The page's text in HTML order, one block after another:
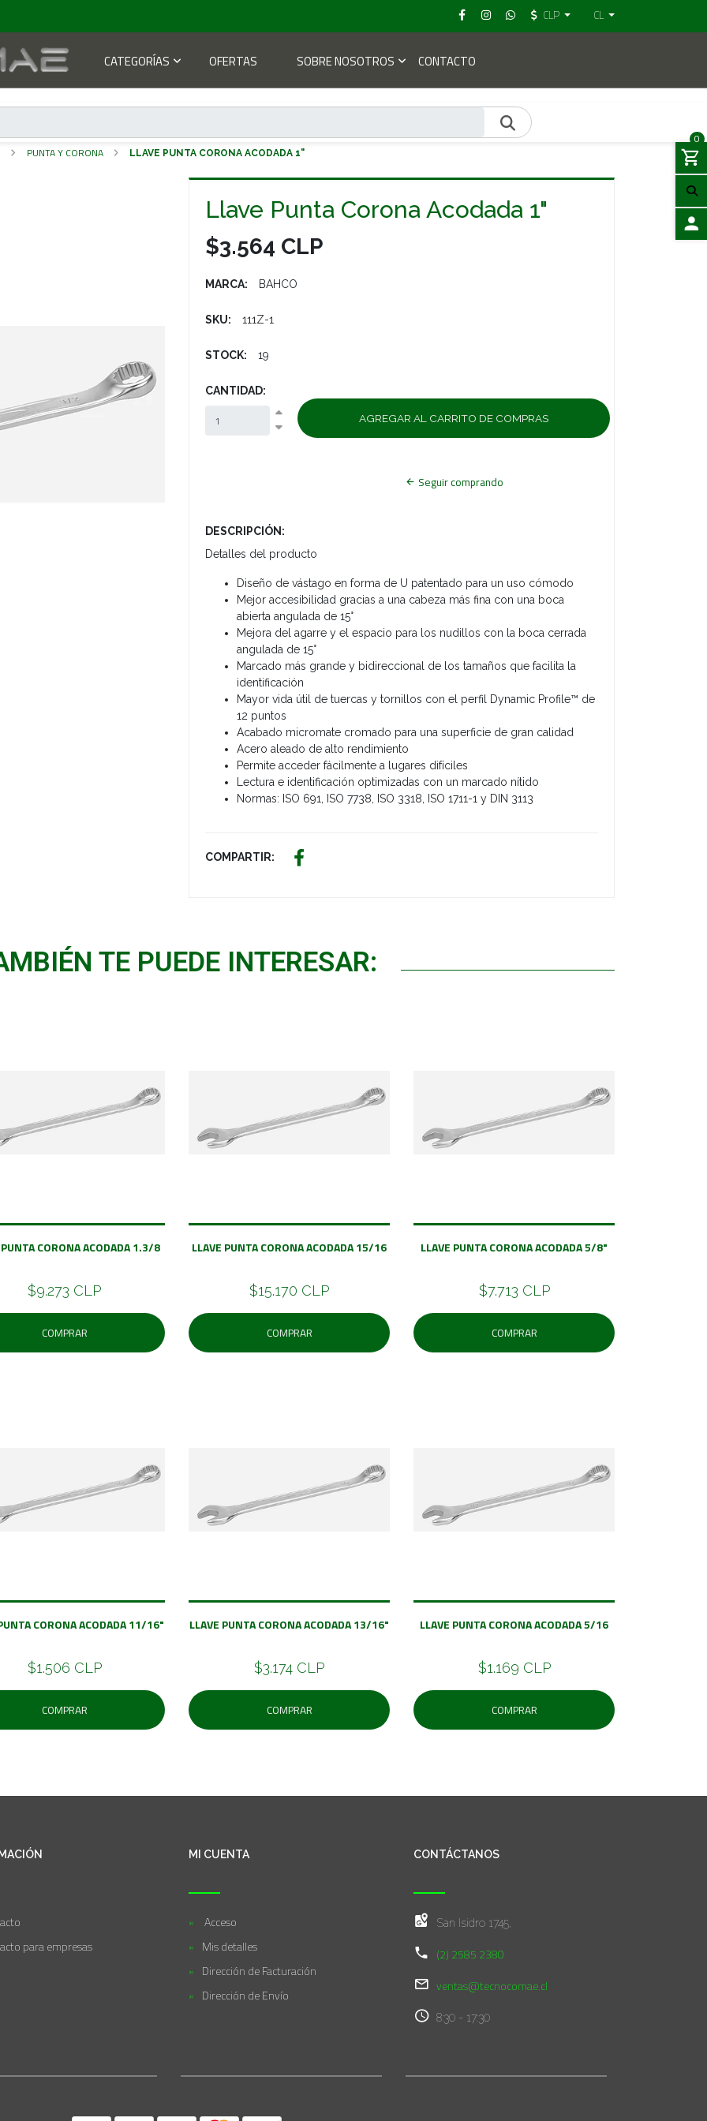
CLP CL
CATEGORÍAS OFERTAS SOBRE NOSOTROS CONTACTO
0
PUNTA Y CORONA LLAVE PUNTA CORONA ACODADA 1"
Llave Punta Corona Acodada 1"
$3.564 CLP
MARCA: BAHCO
SKU: 111Z-1
STOCK: 19
CANTIDAD:
Seguir comprando
DESCRIPCIÓN:
Detalles del producto
Diseño de vástago en forma de U patentado para un uso cómodo
Mejor accesibilidad gracias a una cabeza más fina con una boca
abierta angulada de 15°
Mejora del agarre y el espacio para los nudillos con la boca cerrada
angulada de 15°
Marcado más grande y bidireccional de los tamaños que facilita la
identificación
Mayor vida útil de tuercas y tornillos con el perfil Dynamic Profile™ de
12 puntos
Acabado micromate cromado para una superficie de gran calidad
Acero aleado de alto rendimiento
Permite acceder fácilmente a lugares difíciles
Lectura e identificación optimizadas con un marcado nítido
Normas: ISO 691, ISO 7738, ISO 3318, ISO 1711-1 y DIN 3113
COMPARTIR:
TE PUEDE INTERESAR:
CORONA ACODADA 1.3/8
$9.273 CLP
COMPRAR
LLAVE PUNTA CORONA ACODADA 15/16
$15.170 CLP
COMPRAR
LLAVE PUNTA CORONA ACODADA 5/8"
$7.713 CLP
COMPRAR
CORONA ACODADA 11/16"
$1.506 CLP
COMPRAR
LLAVE PUNTA CORONA ACODADA 13/16"
$3.174 CLP
COMPRAR
LLAVE PUNTA CORONA ACODADA 5/16
$1.169 CLP
COMPRAR
para empresas
MI CUENTA
Acceso
Mis detalles
Dirección de Facturación
Dirección de Envío
CONTÁCTANOS
San Isidro 1745,
(2) 2585 2380
ventas@tecnocomae.cl
8:30 - 17:30